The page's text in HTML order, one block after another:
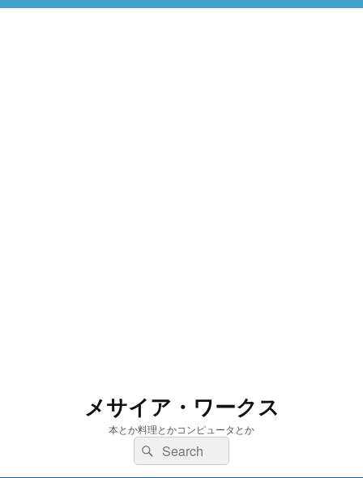
メサイア・ワークス
本とか料理とかコンピュータとか
検
索:
検
索